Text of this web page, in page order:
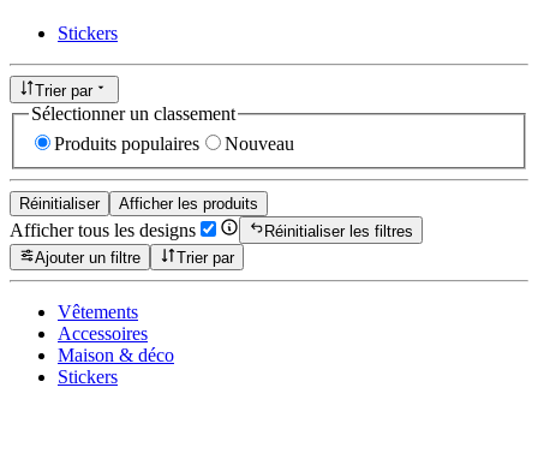
Stickers
Trier par
Sélectionner un classement
Produits populaires
Nouveau
Réinitialiser Afficher les produits
Afficher tous les designs
Réinitialiser les filtres
Ajouter un filtre
Trier par
Vêtements
Accessoires
Maison & déco
Stickers